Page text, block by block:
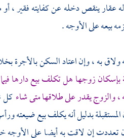
عقار ينقص دخله عن كفايته فقير ، أو
بيعه على الأوجه .
ولاق به ، وإن اعتاد السكن بالأجرة
زوجها هل تكلف بيع دارها فيما
، والزوج يقدر على طلاقها متى شاءكل
بدليل أنه يكلف بيع ضيعته
إن لاقت به أيضا على الأوجه